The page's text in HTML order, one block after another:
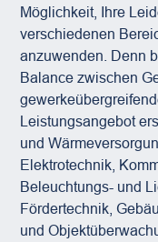
Möglichkeit, Ihre
verschiedenen
anzuwenden. Denn
Balance zwischen
Leistungsangebot
und
Elektrotechnik,
Beleuchtungs- und
Fördertechnik,
und